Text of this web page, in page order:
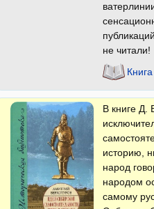
не читали!
В книге Д.
историю,
народ
народом
самому